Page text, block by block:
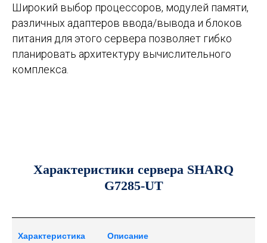
Широкий выбор процессоров, модулей памяти,
различных адаптеров ввода/вывода и блоков
питания для этого сервера позволяет гибко
планировать архитектуру вычислительного
комплекса.
Характеристики сервера SHARQ
G7285-UT
Характеристика Описание